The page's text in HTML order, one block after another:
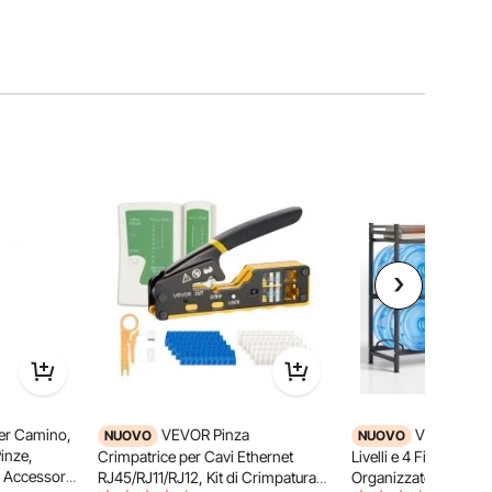
Camino,
NUOVO VEVOR Pinza
Crimpatrice per Cavi Ethernet
RJ45/RJ11/RJ12, Kit di Crimpatura
NUOVO VEVOR
Livelli e 4 File per
Organizzatore